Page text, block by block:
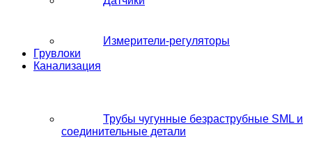
Измерители-регуляторы
Грувлоки
Канализация
Трубы чугунные безраструбные SML и
соединительные детали